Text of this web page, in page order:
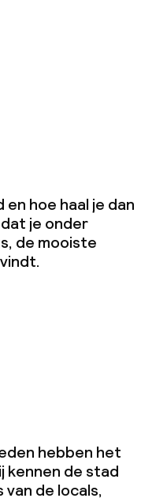
hoe haal je dan
je onder
de mooiste
hebben het
kennen de stad
van de locals,